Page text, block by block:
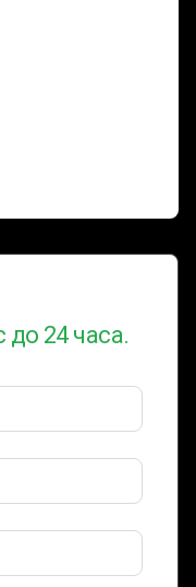
24 часа.